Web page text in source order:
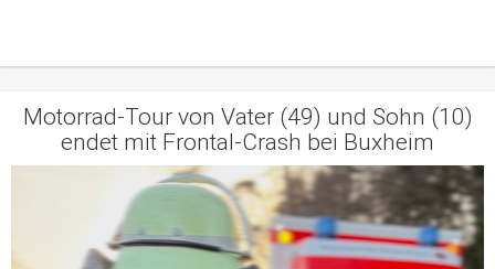
Motorrad-Tour von Vater (49) und Sohn (10)
endet mit Frontal-Crash bei Buxheim